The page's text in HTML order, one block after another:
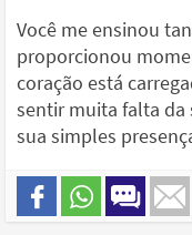
Você me ensinou
proporcionou
coração está
sentir muita falta da
sua simples